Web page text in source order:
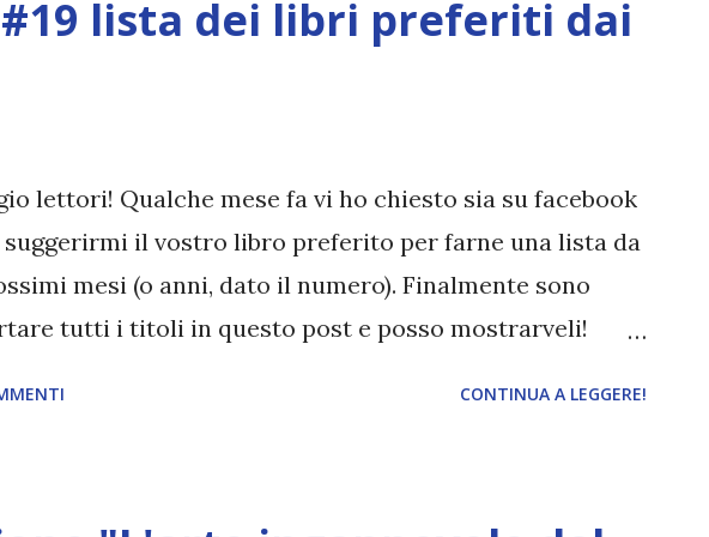
lista dei libri preferiti dai
lettori! Qualche mese fa vi ho chiesto sia su facebook
suggerirmi il vostro libro preferito per farne una lista da
mesi (o anni, dato il numero). Finalmente sono
tutti i titoli in questo post e posso mostrarveli!
CONTINUA A LEGGERE!